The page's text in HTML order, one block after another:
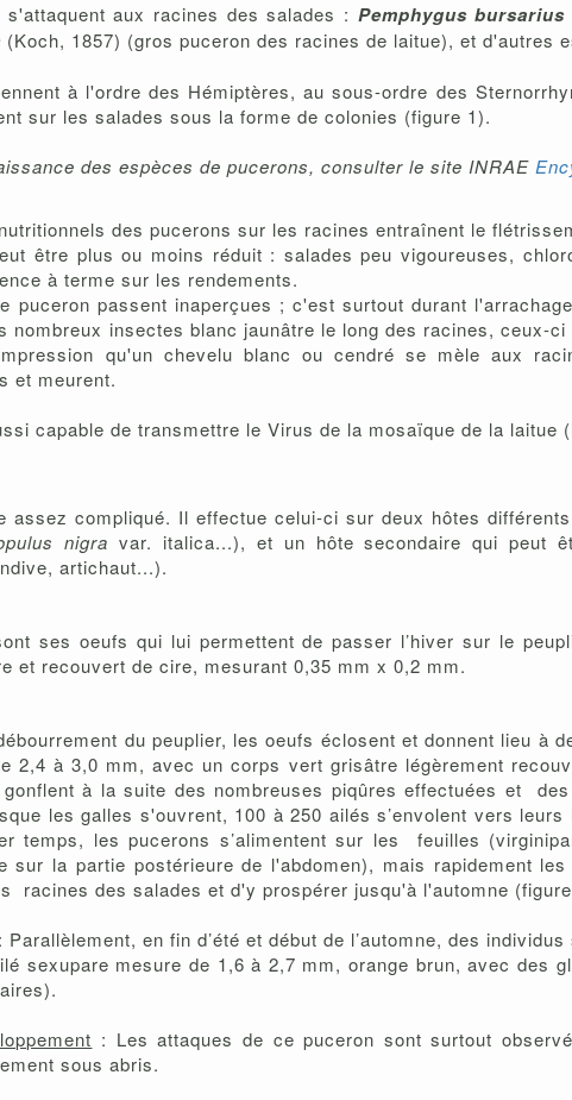
aux racines des salades : Pemphygus bursarius
(Koch, 1857) (gros puceron des racines de laitue), et d'autres
à l'ordre des Hémiptères, au sous-ordre des
sur les salades sous la forme de colonies (figure 1).
des espèces de pucerons, consulter le site INRAE
des pucerons sur les racines entraînent le
être plus ou moins réduit : salades peu vigoureuses,
à terme sur les rendements.
puceron passent inaperçues ; c'est surtout durant
nombreux insectes blanc jaunâtre le long des racines, ceux-
qu'un chevelu blanc ou cendré se mèle aux
et meurent.
capable de transmettre le Virus de la mosaïque de la laitue
compliqué. Il effectue celui-ci sur deux hôtes
nigra var. italica...), et un hôte secondaire qui peut
artichaut...).
ses oeufs qui lui permettent de passer l’hiver sur le
et recouvert de cire, mesurant 0,35 mm x 0,2 mm.
du peuplier, les oeufs éclosent et donnent lieu à
2,4 à 3,0 mm, avec un corps vert grisâtre légèrement
à la suite des nombreuses piqûres effectuées et
les galles s'ouvrent, 100 à 250 ailés s’envolent vers
temps, les pucerons s’alimentent sur les feuilles
sur la partie postérieure de l'abdomen), mais rapidement
racines des salades et d'y prospérer jusqu'à l'automne
: Parallèlement, en fin d’été et début de l’automne, des
sexupare mesure de 1,6 à 2,7 mm, orange brun, avec des
: Les attaques de ce puceron sont surtout
sous abris.